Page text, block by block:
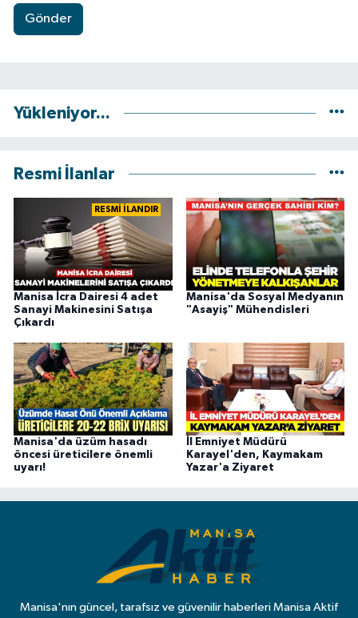
Gönder
Yükleniyor...
Resmi İlanlar
RESMİ İLANDIR
Manisa İcra Dairesi 4 adet
Sanayi Makinesini Satışa
Çıkardı
Manisa'da ​​Sosyal Medyanın
"Asayiş" Mühendisleri
Manisa'da üzüm hasadı
öncesi üreticilere önemli
uyarı!
İl Emniyet Müdürü
Karayel'den, Kaymakam
Yazar'a Ziyaret
Manisa'nın güncel, tarafsız ve güvenilir haberleri Manisa Aktif